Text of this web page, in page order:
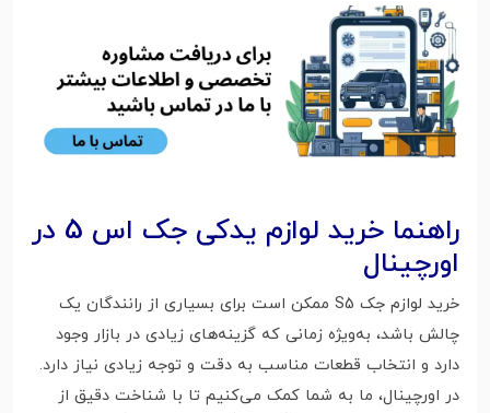
راهنما خرید لوازم یدکی جک اس 5 در
اورچینال
خرید لوازم جک S5 ممکن است برای بسیاری از رانندگان یک
چالش باشد، به‌ویژه زمانی که گزینه‌های زیادی در بازار وجود
دارد و انتخاب قطعات مناسب به دقت و توجه زیادی نیاز دارد.
در اورچینال، ما به شما کمک می‌کنیم تا با شناخت دقیق از